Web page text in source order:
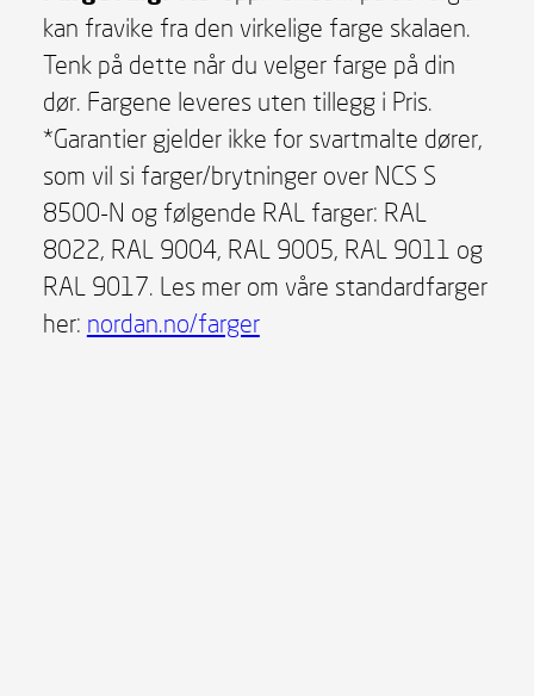
kan fravike fra den virkelige farge skalaen.
Tenk på dette når du velger farge på din
dør. Fargene leveres uten tillegg i Pris.
*Garantier gjelder ikke for svartmalte dører,
som vil si farger/brytninger over NCS S
8500-N og følgende RAL farger: RAL
8022, RAL 9004, RAL 9005, RAL 9011 og
RAL 9017. Les mer om våre standardfarger
her: nordan.no/farger